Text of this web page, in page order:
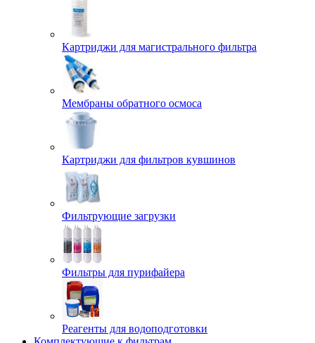
Картриджи для магистрального фильтра
Мембраны обратного осмоса
Картриджи для фильтров кувшинов
Фильтрующие загрузки
Фильтры для пурифайера
Реагенты для водоподготовки